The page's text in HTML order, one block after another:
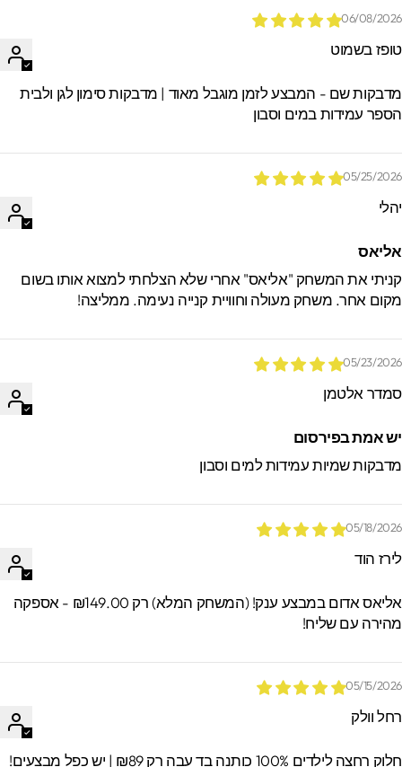
06/08/
בשמוט
שם - המבצע לזמן מוגבל מאוד | מדבקות סימון לגן ולבית
עמידות במים וסבון
05/25/
את המשחק "אליאס" אחרי שלא הצלחתי למצוא אותו בשום
אחר. משחק מעולה וחוויית קנייה נעימה. ממליצה!
05/23/
אלטמן
אמת בפירסום
שמיות עמידות למים וסבון
05/18/
הוד
אליאס אדום במבצע ענק! (המשחק המלא) רק ₪149.00 - אספקה
עם שליח!
05/15/
וולק
רחצה לילדים 100% כותנה בד עבה רק ₪89 | יש כפל מבצעים!